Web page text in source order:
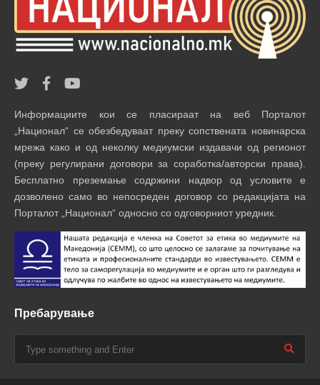
Информациите кои се пласираат на веб Порталот
„Национал“ се обезбедуваат преку сопствената новинарска
мрежа како и од неколку медиумски издавачи од регионот
(преку регулирани договори за соработка/авторски права).
Бесплатно преземање содржини надвор од условите е
дозволено само во непосреден договор со редакцијата на
Порталот „Национал“ односно со одговорниот уредник.
Пребарување